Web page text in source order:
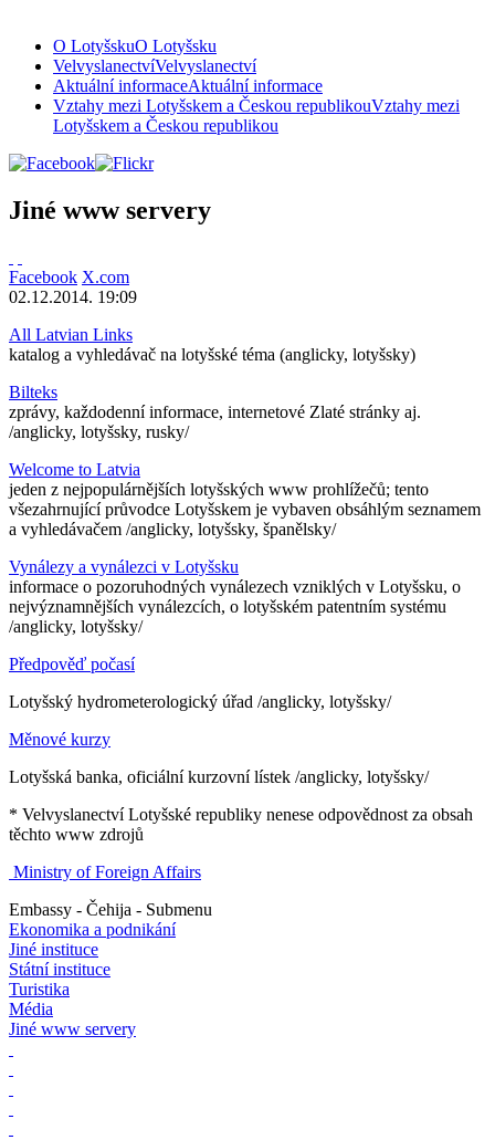
O LotyšskuO Lotyšsku
VelvyslanectvíVelvyslanectví
Aktuální informaceAktuální informace
Vztahy mezi Lotyšskem a Českou republikouVztahy mezi
Lotyšskem a Českou republikou
Jiné www servery
Facebook X.com
02.12.2014. 19:09
All Latvian Links
katalog a vyhledávač na lotyšské téma (anglicky, lotyšsky)
Bilteks
zprávy, každodenní informace, internetové Zlaté stránky aj.
/anglicky, lotyšsky, rusky/
Welcome to Latvia
jeden z nejpopulárnějších lotyšských www prohlížečů; tento
všezahrnující průvodce Lotyšskem je vybaven obsáhlým seznamem
a vyhledávačem /anglicky, lotyšsky, španělsky/
Vynálezy a vynálezci v Lotyšsku
informace o pozoruhodných vynálezech vzniklých v Lotyšsku, o
nejvýznamnějších vynálezcích, o lotyšském patentním systému
/anglicky, lotyšsky/
Předpověď počasí
Lotyšský hydrometerologický úřad /anglicky, lotyšsky/
Měnové kurzy
Lotyšská banka, oficiální kurzovní lístek /anglicky, lotyšsky/
* Velvyslanectví Lotyšské republiky nenese odpovědnost za obsah
těchto www zdrojů
Ministry of Foreign Affairs
Embassy - Čehija - Submenu
Ekonomika a podnikání
Jiné instituce
Státní instituce
Turistika
Média
Jiné www servery